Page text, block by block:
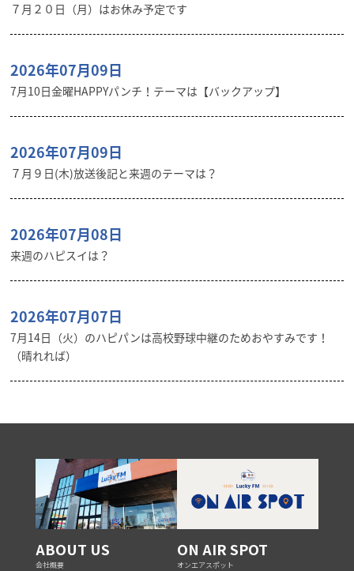
７月２０日（月）はお休み予定です
2026年07月09日
7月10日金曜HAPPYパンチ！テーマは【バックアップ】
2026年07月09日
７月９日(木)放送後記と来週のテーマは？
2026年07月08日
来週のハピスイは？
2026年07月07日
7月14日（火）のハピパンは高校野球中継のためおやすみです！
（晴れれば）
ABOUT US
会社概要
ON AIR SPOT
オンエアスポット